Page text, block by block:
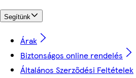
Segítünk
Árak
Biztonságos online rendelés
Általános Szerződési Feltételek